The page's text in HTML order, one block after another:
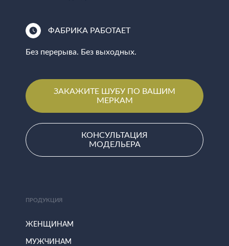
ФАБРИКА РАБОТАЕТ
Без перерыва. Без выходных.
ЗАКАЖИТЕ ШУБУ ПО ВАШИМ
МЕРКАМ
КОНСУЛЬТАЦИЯ
МОДЕЛЬЕРА
ПРОДУКЦИЯ
ЖЕНЩИНАМ
МУЖЧИНАМ